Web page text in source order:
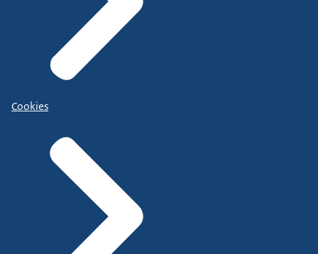
Cookies